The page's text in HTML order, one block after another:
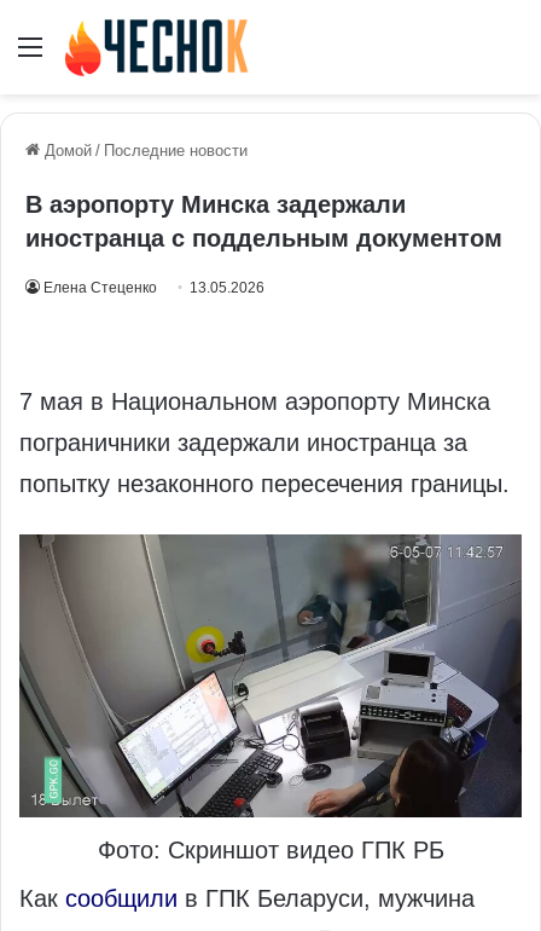
Меню
Домой / Последние новости
В аэропорту Минска задержали
иностранца с поддельным документом
Елена Стеценко 13.05.2026
7 мая в Национальном аэропорту Минска
пограничники задержали иностранца за
попытку незаконного пересечения границы.
Фото: Скриншот видео ГПК РБ
Как сообщили в ГПК Беларуси, мужчина